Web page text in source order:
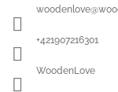
woodenlove@
+421907216301
WoodenLove